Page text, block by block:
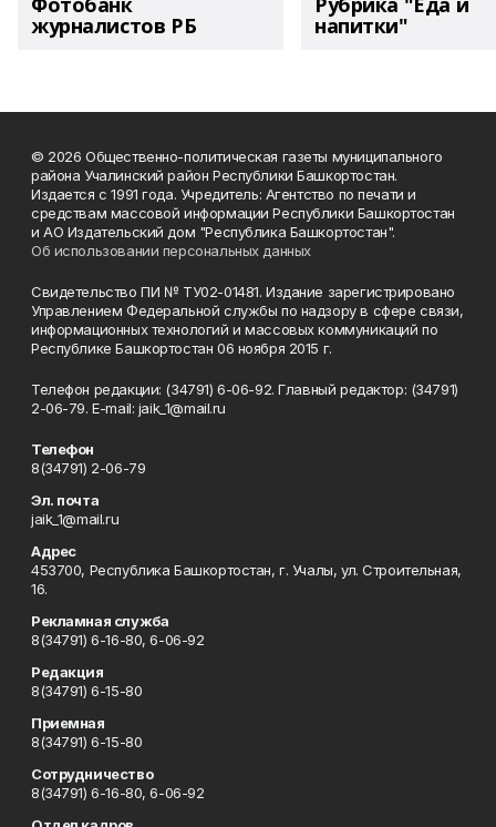
журналистов РБ напитки"
© 2026 Общественно-политическая газеты муниципального
района Учалинский район Республики Башкортостан.
Издается с 1991 года. Учредитель: Агентство по печати и
средствам массовой информации Республики Башкортостан
и АО Издательский дом "Республика Башкортостан".
Об использовании персональных данных
Свидетельство ПИ № ТУ02-01481. Издание зарегистрировано
Управлением Федеральной службы по надзору в сфере связи,
информационных технологий и массовых коммуникаций по
Республике Башкортостан 06 ноября 2015 г.
Телефон редакции: (34791) 6-06-92. Главный редактор: (34791)
2-06-79. Е-mаil: jaik_1@mail.ru
Телефон
8(34791) 2-06-79
Эл. почта
jaik_1@mail.ru
Адрес
453700, Республика Башкортостан, г. Учалы, ул. Строительная,
16.
Рекламная служба
8(34791) 6-16-80, 6-06-92
Редакция
8(34791) 6-15-80
Приемная
8(34791) 6-15-80
Сотрудничество
8(34791) 6-16-80, 6-06-92